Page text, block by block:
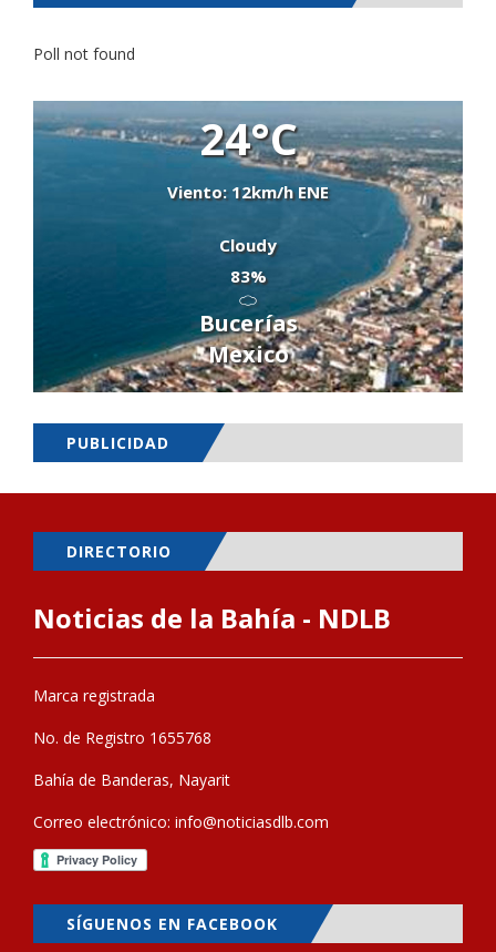
Poll not found
24°C
Viento: 12km/h ENE
Cloudy
83%
Bucerías
Mexico
PUBLICIDAD
DIRECTORIO
Noticias de la Bahía - NDLB
Marca registrada
No. de Registro 1655768
Bahía de Banderas, Nayarit
Correo electrónico: info@noticiasdlb.com
SÍGUENOS EN FACEBOOK